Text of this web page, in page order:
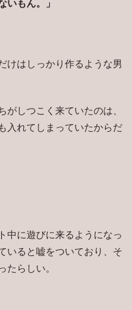
いもん。」
けはしっかり作るような男
がしつこく来ていたのは、
入れてしまっていたからだ
中に遊びに来るようになっ
いると嘘をついており、そ
たらしい。